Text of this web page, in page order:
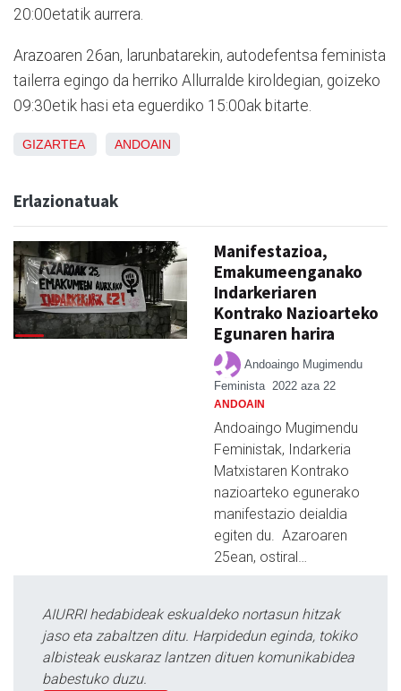
20:00etatik aurrera.
Arazoaren 26an, larunbatarekin, autodefentsa feminista
tailerra egingo da herriko Allurralde kiroldegian, goizeko
09:30etik hasi eta eguerdiko 15:00ak bitarte.
GIZARTEA ANDOAIN
Erlazionatuak
Manifestazioa,
Emakumeenganako
Indarkeriaren
Kontrako Nazioarteko
Egunaren harira
Andoaingo Mugimendu
Feminista 2022 aza 22
ANDOAIN
Andoaingo Mugimendu
Feministak, Indarkeria
Matxistaren Kontrako
nazioarteko egunerako
manifestazio deialdia
egiten du. Azaroaren
25ean, ostiral…
AIURRI hedabideak eskualdeko nortasun hitzak
jaso eta zabaltzen ditu. Harpidedun eginda, tokiko
albisteak euskaraz lantzen dituen komunikabidea
babestuko duzu.